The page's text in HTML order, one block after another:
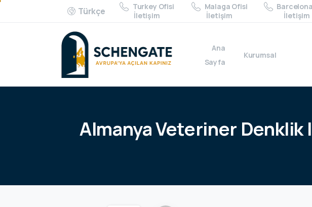
Türkçe
Turkey Ofisi
İletişim
Malaga Ofisi
İletişim
İletişim
Ana
Sayfa
Kurumsal
AlmanyaVeteriner Denklik |